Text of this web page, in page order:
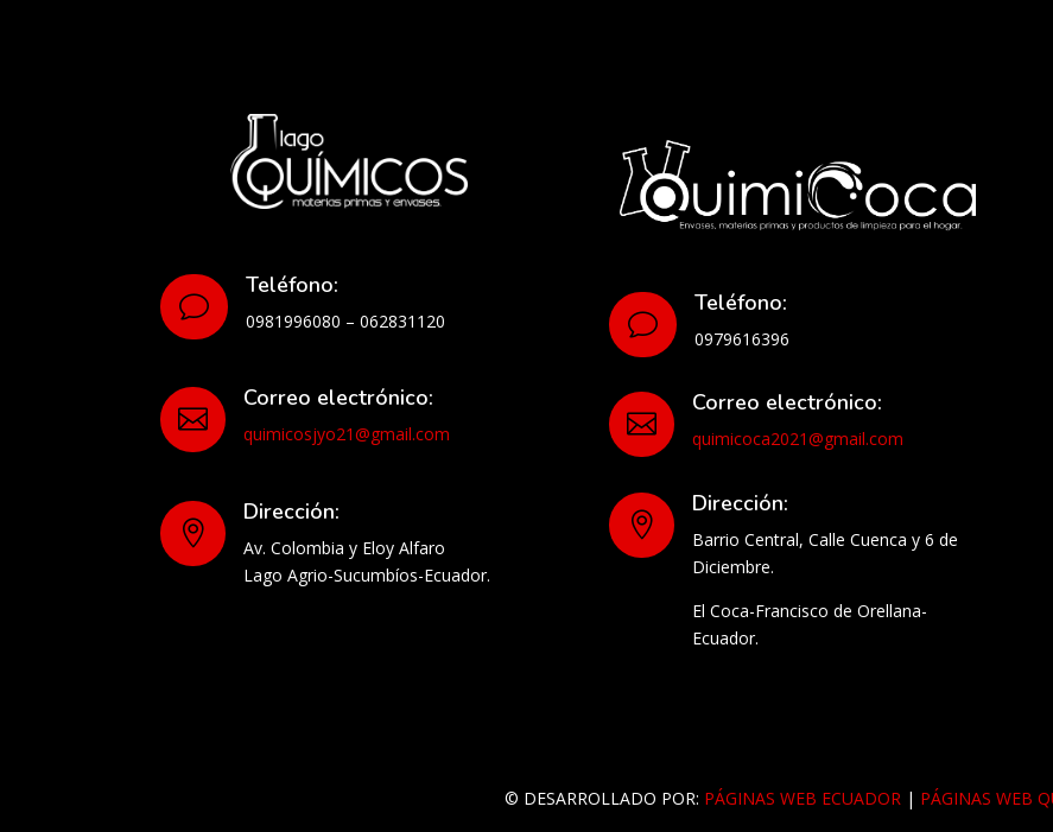
v
Teléfono:
0981996080 – 062831120

Correo electrónico:
quimicosjyo21@gmail.com

Dirección:
Av. Colombia y Eloy Alfaro
Lago Agrio-Sucumbíos-Ecuador.
v
Teléfono:
0979616396

Correo electrónico:
quimicoca2021@gmail.com

Dirección:
Barrio Central, Calle Cuenca y 6 de
Diciembre.
El Coca-Francisco de Orellana-
Ecuador.
© DESARROLLADO POR: PÁGINAS WEB ECUADOR | PÁGINAS WEB